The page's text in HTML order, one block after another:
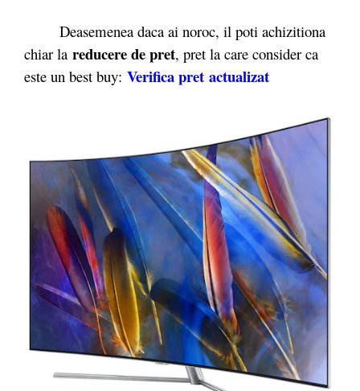
Deasemenea daca ai noroc, il poti achizitiona
chiar la reducere de pret, pret la care consider ca
este un best buy: Verifica pret actualizat